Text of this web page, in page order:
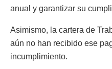
anual y garantizar su
Asimismo, la cartera de
aún no han recibido ese
incumplimiento.